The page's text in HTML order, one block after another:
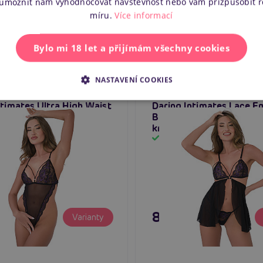
Ultra High Waist
(Purple), krajkové
rozkrokem
Varianty
Daring Intimates Lace
Babydoll 2-In-1 Set
krajkový babydoll
Skladem
895 Kč
míru. Více informací
Bylo mi 18 let a přijímám všechny cookies
NASTAVENÍ COOKIES